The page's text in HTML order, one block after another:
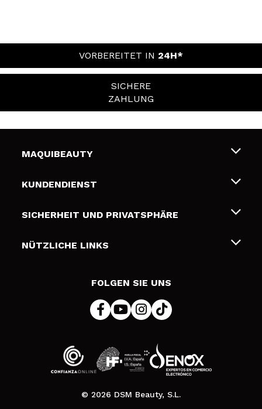
VORBEREITET IN 24H*
SICHERE
ZAHLUNG
MAQUIBEAUTY
Über uns
Geschenkkarten
KUNDENDIENST
Liefer- und Versandkosten
Zahlung
SICHERHEIT UND PRIVATSPHÄRE
Bedingungen und Datenschutz
NÜTZLICHE LINKS
FOLGEN SIE UNS
© 2026 DSM Beauty, S.L.